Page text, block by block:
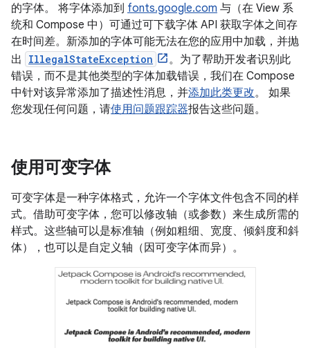
的字体。 将字体添加到 fonts.google.com 与（在 View 系
统和 Compose 中）可通过可下载字体 API 获取字体之间存
在时间差。新添加的字体可能无法在您的应用中加载，并抛
出
IllegalStateException
。为了帮助开发者识别此
错误，而不是其他类型的字体加载错误，我们在 Compose
中针对该异常添加了描述性消息，并添加此类更改。 如果
您发现任何问题，请使用问题跟踪器报告这些问题。
使用可变字体
可变字体是一种字体格式，允许一个字体文件包含不同的样
式。借助可变字体，您可以修改轴（或参数）来生成所需的
样式。这些轴可以是标准轴（例如粗细、宽度、倾斜度和斜
体），也可以是自定义轴（因可变字体而异）。